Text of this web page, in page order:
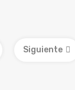
Siguiente